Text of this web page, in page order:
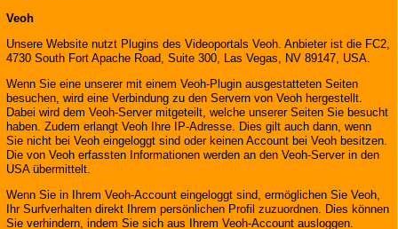
Veoh
Unsere Website nutzt Plugins des Videoportals Veoh. Anbieter ist die FC2,
4730 South Fort Apache Road, Suite 300, Las Vegas, NV 89147, USA.
Wenn Sie eine unserer mit einem Veoh-Plugin ausgestatteten Seiten
besuchen, wird eine Verbindung zu den Servern von Veoh hergestellt.
Dabei wird dem Veoh-Server mitgeteilt, welche unserer Seiten Sie besucht
haben. Zudem erlangt Veoh Ihre IP-Adresse. Dies gilt auch dann, wenn
Sie nicht bei Veoh eingeloggt sind oder keinen Account bei Veoh besitzen.
Die von Veoh erfassten Informationen werden an den Veoh-Server in den
USA übermittelt.
Wenn Sie in Ihrem Veoh-Account eingeloggt sind, ermöglichen Sie Veoh,
Ihr Surfverhalten direkt Ihrem persönlichen Profil zuzuordnen. Dies können
Sie verhindern, indem Sie sich aus Ihrem Veoh-Account ausloggen.